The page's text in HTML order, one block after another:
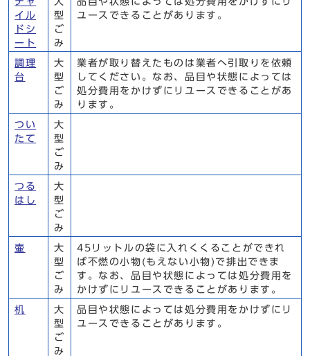
イル
ドシ
ート
型
ご
み
ユースできることがあります。
調理
台
大
型
ご
み
業者が取り替えたものは業者へ引取りを依頼
してください。なお、品目や状態によっては
処分費用をかけずにリユースできることがあ
ります。
つい
たて
大
型
ご
み
つる
はし
大
型
ご
み
壷
大
型
ご
み
45リットルの袋に入れくくることができれ
ば不燃の小物(もえない小物)で排出できま
す。なお、品目や状態によっては処分費用を
かけずにリユースできることがあります。
机
大
型
ご
み
品目や状態によっては処分費用をかけずにリ
ユースできることがあります。